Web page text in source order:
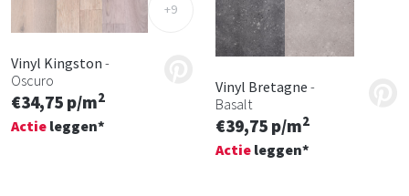
+9
Vinyl Kingston -
Oscuro
€34,75 p/m2
Actie leggen*
Vinyl Bretagne -
Basalt
€39,75 p/m2
Actie leggen*